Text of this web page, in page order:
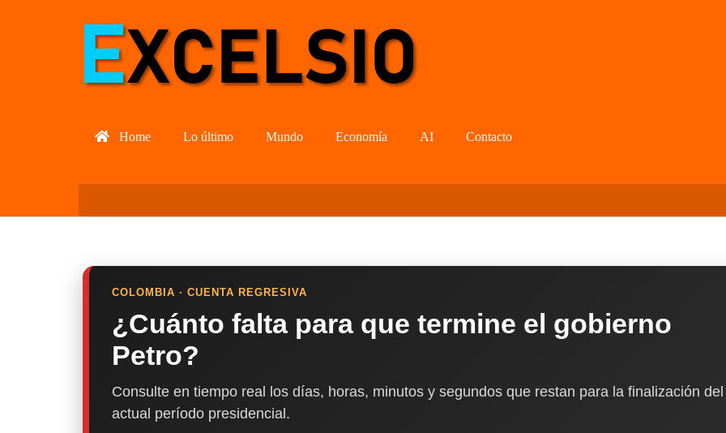
Home Lo último Mundo Economía AI Contacto
COLOMBIA · CUENTA REGRESIVA
¿Cuánto falta para que termine el gobierno
Petro?
Consulte en tiempo real los días, horas, minutos y segundos que restan para la finalización del
actual período presidencial.